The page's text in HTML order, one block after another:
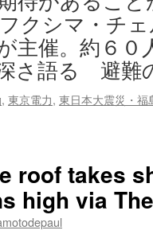
フクシマ・チ
主催。約６０
さ語る 避難
, 東京電力, 東日本大震災・福
roof takes
high via